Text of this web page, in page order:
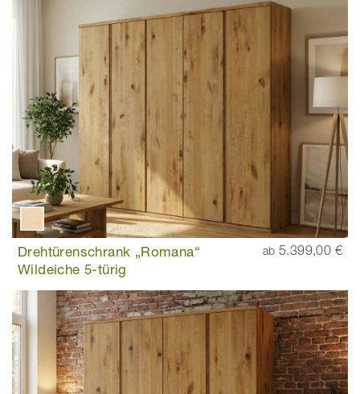
Drehtürenschrank „Romana“
Wildeiche 5-türig
ab 5.399,00 €